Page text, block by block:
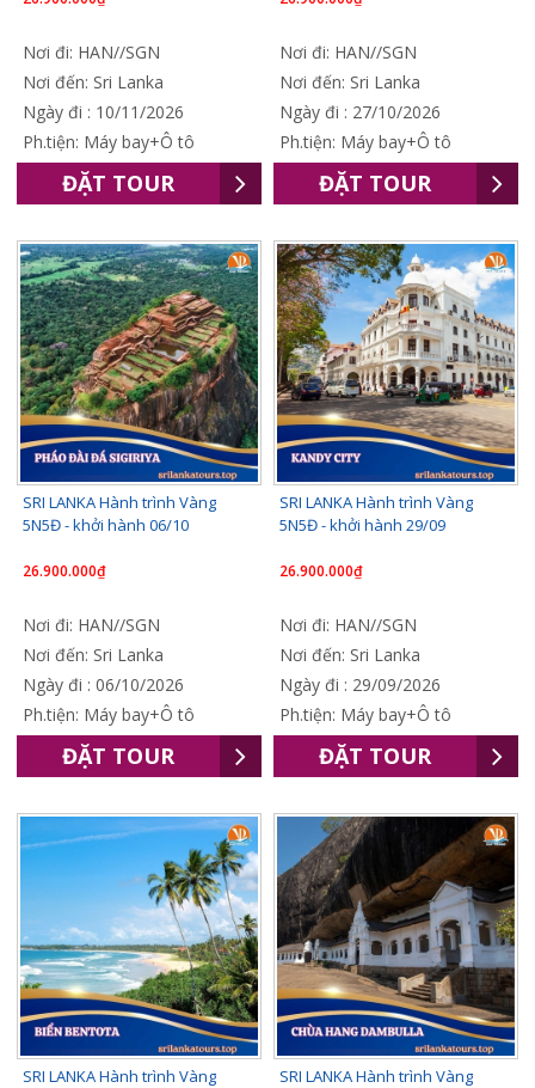
Nơi đi: HAN//SGN
Nơi đến: Sri Lanka
Ngày đi : 10/11/2026
Ph.tiện: Máy bay+Ô tô
ĐẶT TOUR
Nơi đi: HAN//SGN
Nơi đến: Sri Lanka
Ngày đi : 27/10/2026
Ph.tiện: Máy bay+Ô tô
ĐẶT TOUR
SRI LANKA Hành trình Vàng
5N5Đ - khởi hành 06/10
26.900.000₫
Nơi đi: HAN//SGN
Nơi đến: Sri Lanka
Ngày đi : 06/10/2026
Ph.tiện: Máy bay+Ô tô
ĐẶT TOUR
SRI LANKA Hành trình Vàng
5N5Đ - khởi hành 29/09
26.900.000₫
Nơi đi: HAN//SGN
Nơi đến: Sri Lanka
Ngày đi : 29/09/2026
Ph.tiện: Máy bay+Ô tô
ĐẶT TOUR
SRI LANKA Hành trình Vàng
SRI LANKA Hành trình Vàng